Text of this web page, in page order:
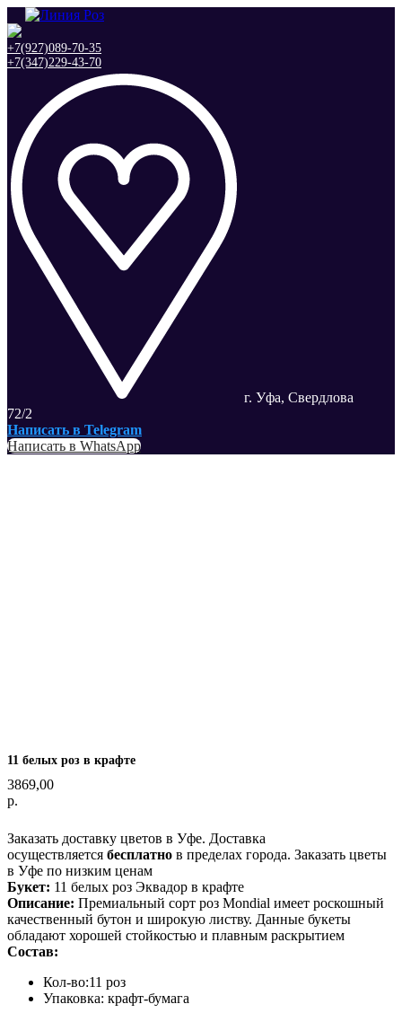
+7(927)089-70-35
+7(347)229-43-70
г. Уфа, Свердлова
72/2
Написать в Telegram
Написать в WhatsApp
11 белых роз в крафте
3869,00
р.
Заказать доставку цветов в Уфе. Доставка
осуществляется бесплатно в пределах города. Заказать цветы
в Уфе по низким ценам
Букет: 11 белых роз Эквадор в крафте
Описание: Премиальный сорт роз Mondial имеет роскошный
качественный бутон и широкую листву. Данные букеты
обладают хорошей стойкостью и плавным раскрытием
Состав:
Кол-во:11 роз
Упаковка: крафт-бумага